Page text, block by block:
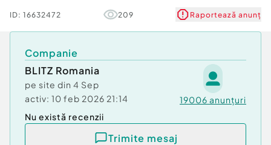
Pentru mai multe informații sau pentru a programa
o vizionare, vă rugăm să contactați echipa Blitz.
Cod ofertă / ID BLITZ: P153098
Id intern: P153098
Număr Băi:1
Curent
Apă
Canalizare
ID: 16632472 209 Raportează anunț
Companie
BLITZ Romania
pe site din 4 Sep
activ: 10 feb 2026 21:14 19006 anunțuri
Nu există recenzii
Trimite mesaj